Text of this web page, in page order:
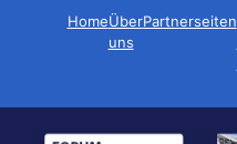
HomeÜber
uns
Partnerseiten